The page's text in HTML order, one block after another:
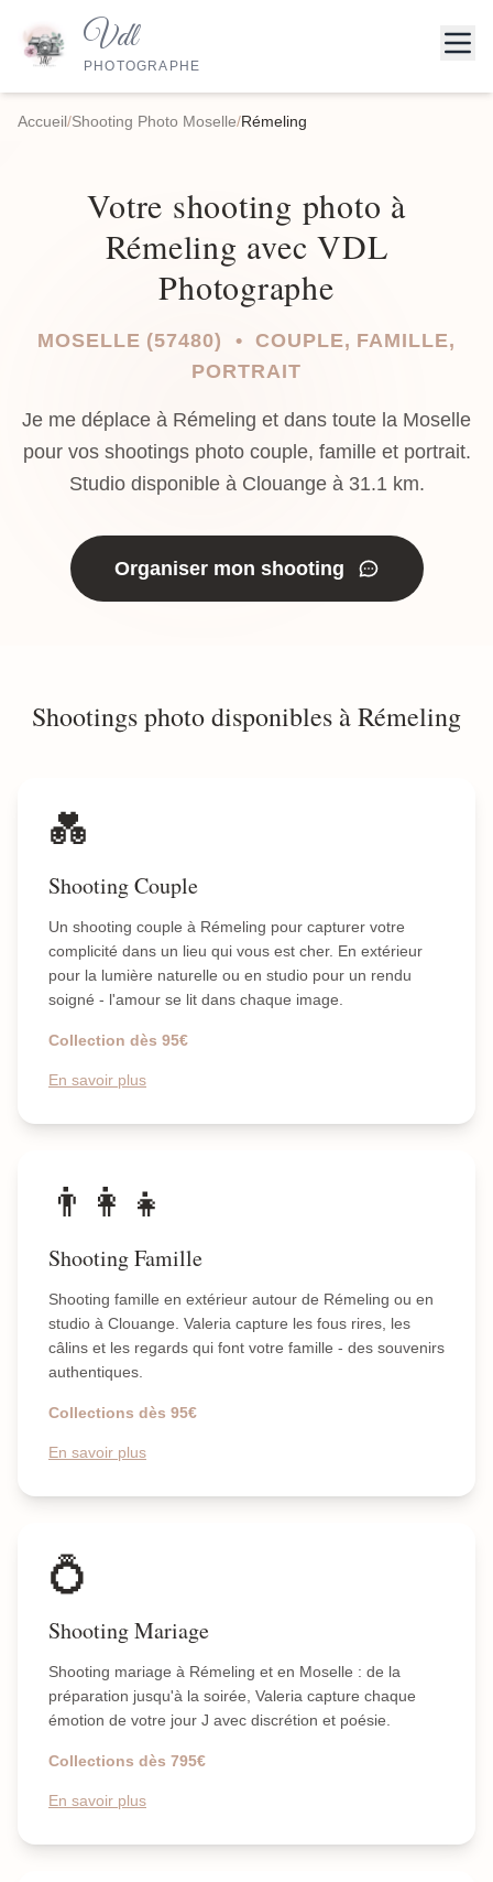
Vdl
PHOTOGRAPHE
Accueil/Shooting Photo Moselle/Rémeling
Votre shooting photo à
Rémeling avec VDL
Photographe
MOSELLE (57480) • COUPLE, FAMILLE,
PORTRAIT
Je me déplace à Rémeling et dans toute la Moselle
pour vos shootings photo couple, famille et portrait.
Studio disponible à Clouange à 31.1 km.
Organiser mon shooting
Shootings photo disponibles à Rémeling
💑
Shooting Couple
Un shooting couple à Rémeling pour capturer votre
complicité dans un lieu qui vous est cher. En extérieur
pour la lumière naturelle ou en studio pour un rendu
soigné - l'amour se lit dans chaque image.
Collection dès 95€
En savoir plus
👨‍👩‍👧
Shooting Famille
Shooting famille en extérieur autour de Rémeling ou en
studio à Clouange. Valeria capture les fous rires, les
câlins et les regards qui font votre famille - des souvenirs
authentiques.
Collections dès 95€
En savoir plus
💍
Shooting Mariage
Shooting mariage à Rémeling et en Moselle : de la
préparation jusqu'à la soirée, Valeria capture chaque
émotion de votre jour J avec discrétion et poésie.
Collections dès 795€
En savoir plus